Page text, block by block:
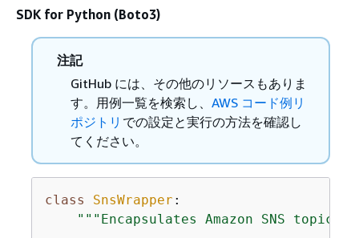
SDK for Python (Boto3)
注記
GitHub には、その他のリソースもありま
す。用例一覧を検索し、 AWS コード例リ
ポジトリ での設定と実行の方法を確認し
てください。
class SnsWrapper :
"""Encapsulates Amazon SNS